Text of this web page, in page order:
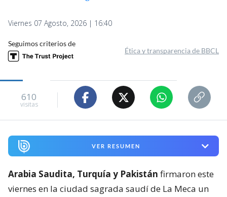
Viernes 07 Agosto, 2026 | 16:40
Seguimos criterios de
Ética y transparencia de BBCL
610
visitas
VER RESUMEN
Arabia Saudita, Turquía y Pakistán firmaron este
viernes en la ciudad sagrada saudí de La Meca un